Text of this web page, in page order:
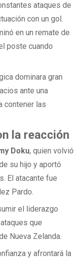
ataques de
con un gol.
en un remate de
poste cuando
dominara gran
ante una
contener las
la reacción
Doku, quien volvió
su hijo y aportó
El atacante fue
Pardo.
el liderazgo
que
Nueva Zelanda.
y afrontará la